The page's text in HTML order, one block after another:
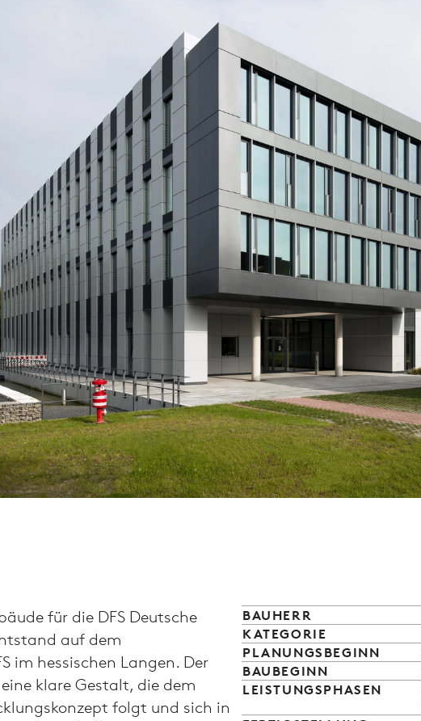
für die DFS Deutsche
auf dem
im hessischen Langen. Der
klare Gestalt, die dem
folgt und sich in
BAU­HERR
KATEGORIE
PLANUNGS­BEGINN
BAU­BEGINN
LEISTUNGS­PHASEN